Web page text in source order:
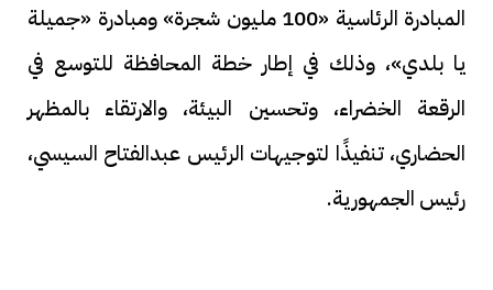
المبادرة الرئاسية «100 مليون شجرة» ومبادرة «جميلة
يا بلدي»، وذلك في إطار خطة المحافظة للتوسع في
الرقعة الخضراء، وتحسين البيئة، والارتقاء بالمظهر
الحضاري، تنفيذًا لتوجيهات الرئيس عبدالفتاح السيسي،
رئيس الجمهورية.